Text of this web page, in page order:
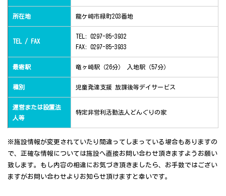
所在地 龍ケ崎市緑町203番地
TEL / FAX
TEL: 0297-85-3932
FAX: 0297-85-3933
最寄駅 竜ヶ崎駅（26分） 入地駅（57分）
種別 児童発達支援 放課後等デイサービス
運営または設置法
人等
特定非営利活動法人どんぐりの家
※施設情報が変更されていたり間違ってしまっている場合もありますの
で、正確な情報については施設へ直接お問い合わせ頂きますようお願い
致します。もし内容の相違にお気づき頂きましたら、お手数ではござい
ますがお問い合わせよりお知らせ頂けますと幸いです。